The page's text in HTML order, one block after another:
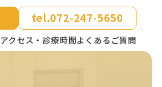
アクセス・診療時間よくあるご質問
tel.072-247-5650